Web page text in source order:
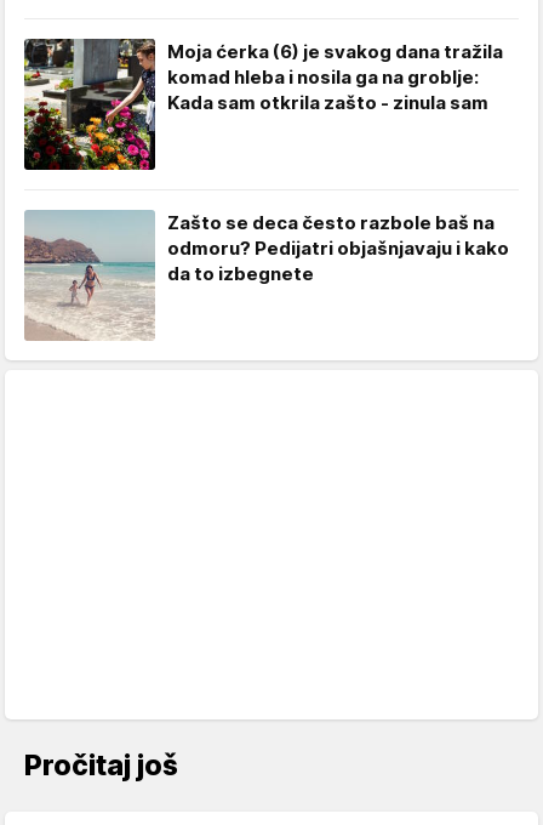
Moja ćerka (6) je svakog dana tražila
komad hleba i nosila ga na groblje:
Kada sam otkrila zašto - zinula sam
Zašto se deca često razbole baš na
odmoru? Pedijatri objašnjavaju i kako
da to izbegnete
Pročitaj još